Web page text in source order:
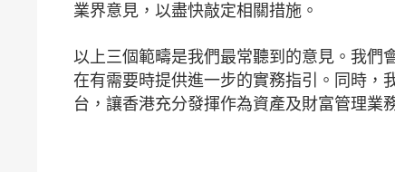
業界意見，以盡快敲定相關措施。
以上三個範疇是我們最常聽到的意見。我們
在有需要時提供進一步的實務指引。同時，
台，讓香港充分發揮作為資產及財富管理業